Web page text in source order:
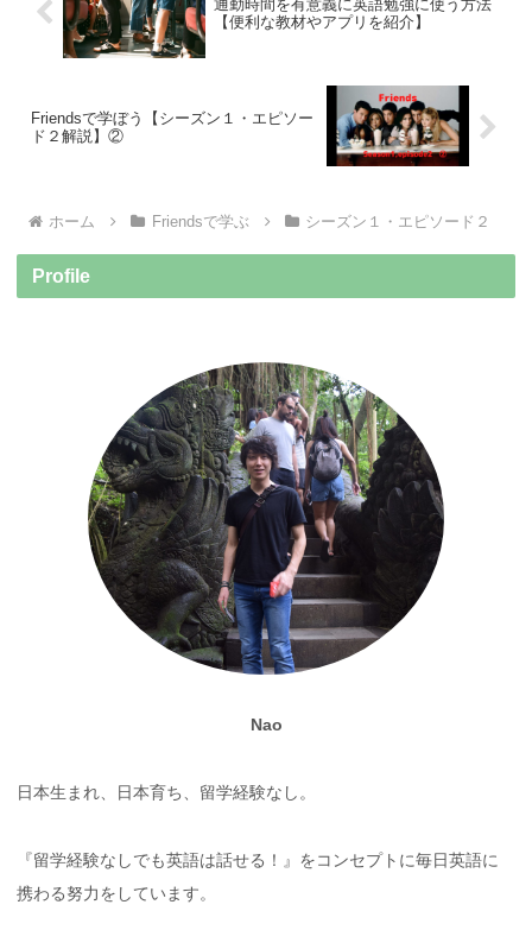
通勤時間を有意義に英語勉強に使う方法
【便利な教材やアプリを紹介】
Friendsで学ぼう【シーズン１・エピソー
ド２解説】②
ホーム Friendsで学ぶ シーズン１・エピソード２
Profile
Nao
日本生まれ、日本育ち、留学経験なし。
『留学経験なしでも英語は話せる！』をコンセプトに毎日英語に
携わる努力をしています。